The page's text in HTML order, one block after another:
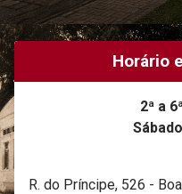
Horário
2ª a
R. do Príncipe, 526 -